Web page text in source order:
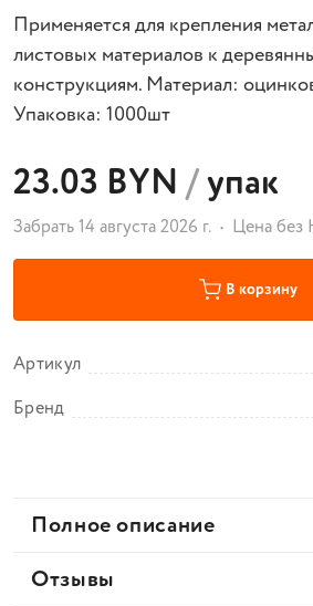
Применяется для крепления
листовых материалов к
конструкциям. Материал:
Упаковка: 1000шт
23.03 BYN/упак
Забрать 14 августа 2026 г. Цена
В корзину
Артикул
Бренд
Полное описание
Отзывы